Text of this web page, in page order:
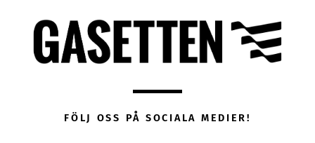
FÖLJ OSS PÅ SOCIALA MEDIER!